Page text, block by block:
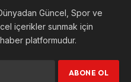
Güncel, Spor ve
içerikler sunmak için
platformudur.